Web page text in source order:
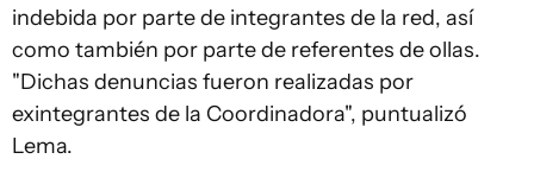
indebida por parte de integrantes de la red, así
como también por parte de referentes de ollas.
"Dichas denuncias fueron realizadas por
exintegrantes de la Coordinadora", puntualizó
Lema.